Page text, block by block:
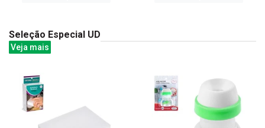
Seleção Especial UD
Veja mais